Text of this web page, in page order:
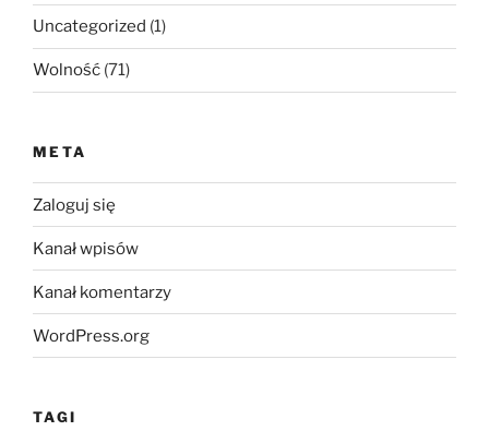
Uncategorized (1)
Wolność (71)
META
Zaloguj się
Kanał wpisów
Kanał komentarzy
WordPress.org
TAGI